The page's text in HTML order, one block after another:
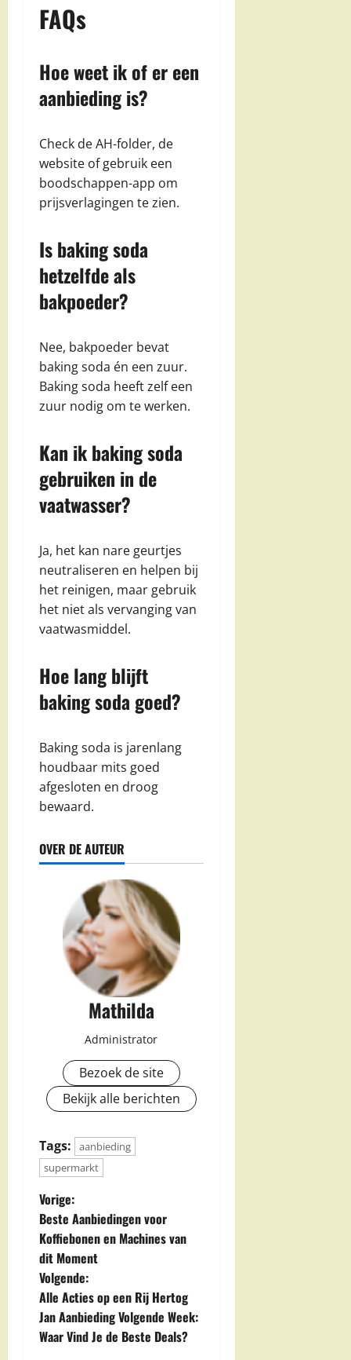
FAQs
Hoe weet ik of er een
aanbieding is?
Check de AH-folder, de
website of gebruik een
boodschappen-app om
prijsverlagingen te zien.
Is baking soda
hetzelfde als
bakpoeder?
Nee, bakpoeder bevat
baking soda én een zuur.
Baking soda heeft zelf een
zuur nodig om te werken.
Kan ik baking soda
gebruiken in de
vaatwasser?
Ja, het kan nare geurtjes
neutraliseren en helpen bij
het reinigen, maar gebruik
het niet als vervanging van
vaatwasmiddel.
Hoe lang blijft
baking soda goed?
Baking soda is jarenlang
houdbaar mits goed
afgesloten en droog
bewaard.
OVER DE AUTEUR
Mathilda
Administrator
Bezoek de site
Bekijk alle berichten
Tags:
aanbieding
supermarkt
B
e
r
i
c
Vorige:
Beste Aanbiedingen voor
Koffiebonen en Machines van
dit Moment
Volgende:
Alle Acties op een Rij Hertog
Jan Aanbieding Volgende Week:
Waar Vind Je de Beste Deals?